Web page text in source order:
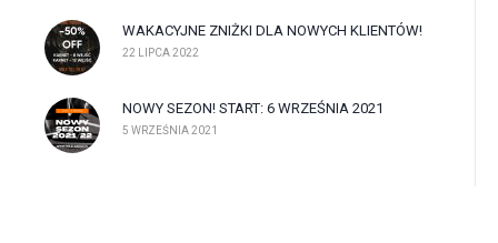
WAKACYJNE ZNIŻKI DLA NOWYCH KLIENTÓW!
22 LIPCA 2022
NOWY SEZON! START: 6 WRZEŚNIA 2021
5 WRZEŚNIA 2021